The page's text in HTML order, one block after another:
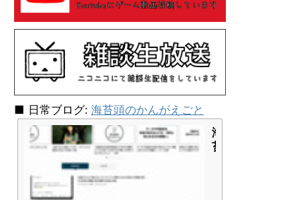
ら
「主
N
F
-
A」
タ
■ 日常ブログ: 海苔頭のかんがえごと
海
苔